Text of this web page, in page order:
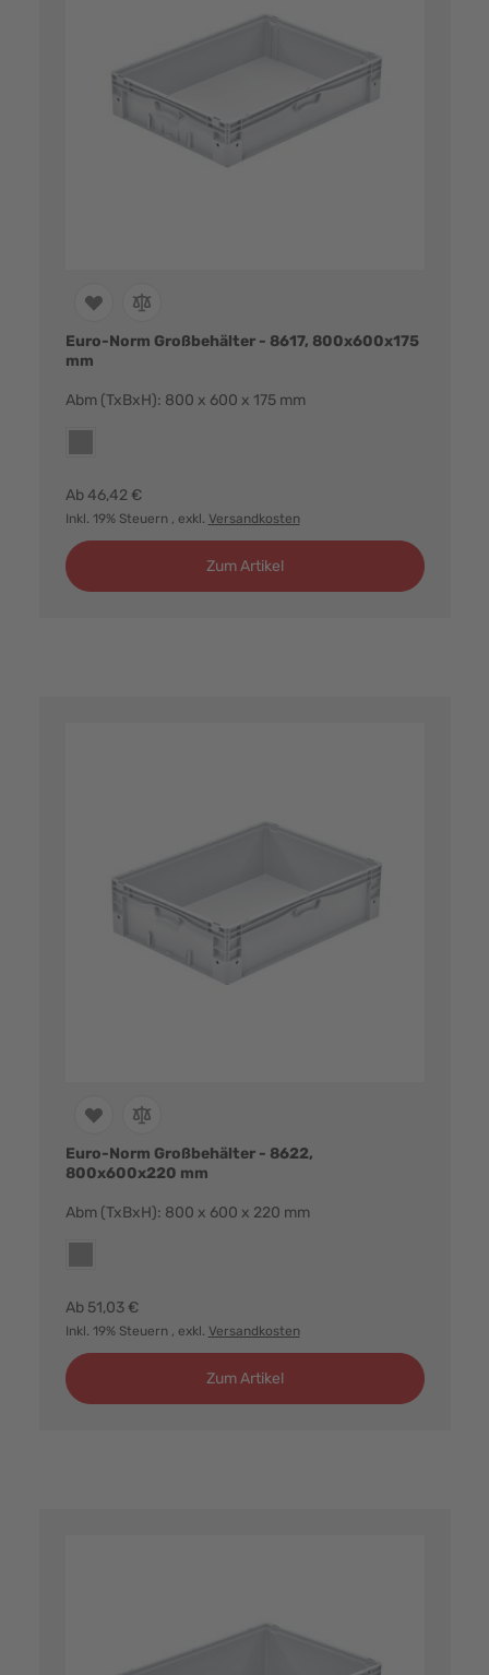
Euro-Norm Großbehälter - 8617, 800x600x175
mm
Abm (TxBxH): 800 x 600 x 175 mm
Ab 46,42 €
Inkl. 19% Steuern , exkl. Versandkosten
Zum Artikel
Euro-Norm Großbehälter - 8622,
800x600x220 mm
Abm (TxBxH): 800 x 600 x 220 mm
Ab 51,03 €
Inkl. 19% Steuern , exkl. Versandkosten
Zum Artikel